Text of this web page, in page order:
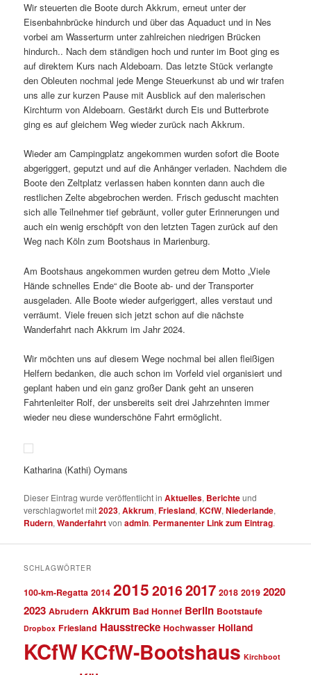
Wir steuerten die Boote durch Akkrum, erneut unter der
Eisenbahnbrücke hindurch und über das Aquaduct und in Nes
vorbei am Wasserturm unter zahlreichen niedrigen Brücken
hindurch.. Nach dem ständigen hoch und runter im Boot ging es
auf direktem Kurs nach Aldeboarn. Das letzte Stück verlangte
den Obleuten nochmal jede Menge Steuerkunst ab und wir trafen
uns alle zur kurzen Pause mit Ausblick auf den malerischen
Kirchturm von Aldeboarn. Gestärkt durch Eis und Butterbrote
ging es auf gleichem Weg wieder zurück nach Akkrum.
Wieder am Campingplatz angekommen wurden sofort die Boote
abgeriggert, geputzt und auf die Anhänger verladen. Nachdem die
Boote den Zeltplatz verlassen haben konnten dann auch die
restlichen Zelte abgebrochen werden. Frisch geduscht machten
sich alle Teilnehmer tief gebräunt, voller guter Erinnerungen und
auch ein wenig erschöpft von den letzten Tagen zurück auf den
Weg nach Köln zum Bootshaus in Marienburg.
Am Bootshaus angekommen wurden getreu dem Motto „Viele
Hände schnelles Ende“ die Boote ab- und der Transporter
ausgeladen. Alle Boote wieder aufgeriggert, alles verstaut und
verräumt. Viele freuen sich jetzt schon auf die nächste
Wanderfahrt nach Akkrum im Jahr 2024.
Wir möchten uns auf diesem Wege nochmal bei allen fleißigen
Helfern bedanken, die auch schon im Vorfeld viel organisiert und
geplant haben und ein ganz großer Dank geht an unseren
Fahrtenleiter Rolf, der unsbereits seit drei Jahrzehnten immer
wieder neu diese wunderschöne Fahrt ermöglicht.
Katharina (Kathi) Oymans
Dieser Eintrag wurde veröffentlicht inAktuelles, Berichteund
verschlagwortet mit2023,Akkrum,Friesland,KCfW,Niederlande,
Rudern,Wanderfahrtvonadmin. Permanenter Link zum Eintrag.
SCHLAGWÖRTER
100-km-Regatta 2014 201520162017 2018 2019 2020
2023 Abrudern Akkrum Bad Honnef Berlin Bootstaufe
Dropbox Friesland Hausstrecke Hochwasser Holland
KCfWKCfW-Bootshaus Kirchboot